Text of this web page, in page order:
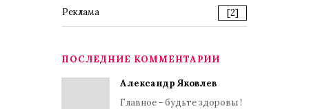
Реклама [2]
ПОСЛЕДНИЕ КОММЕНТАРИИ
Александр Яковлев
Главное - будьте здоровы !